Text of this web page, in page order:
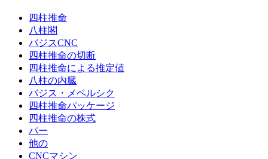
四柱推命
八柱閣
バジスCNC
四柱推命の切断
四柱推命による推定値
八柱の内臓
バジス・メベルシク
四柱推命パッケージ
四柱推命の株式
パー
他の
CNCマシン